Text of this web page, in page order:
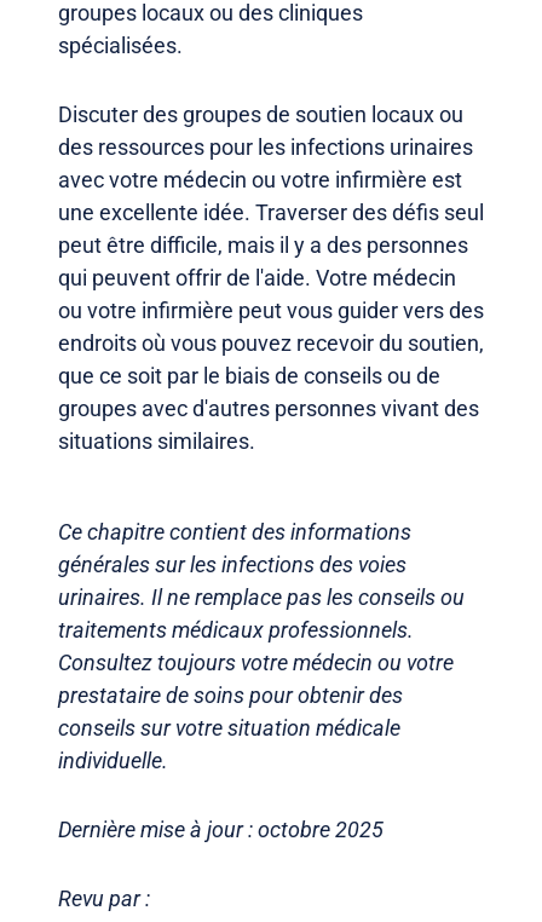
groupes locaux ou des cliniques
spécialisées.
Discuter des groupes de soutien locaux ou
des ressources pour les infections urinaires
avec votre médecin ou votre infirmière est
une excellente idée. Traverser des défis seul
peut être difficile, mais il y a des personnes
qui peuvent offrir de l'aide. Votre médecin
ou votre infirmière peut vous guider vers des
endroits où vous pouvez recevoir du soutien,
que ce soit par le biais de conseils ou de
groupes avec d'autres personnes vivant des
situations similaires.
Ce chapitre contient des informations
générales sur les infections des voies
urinaires. Il ne remplace pas les conseils ou
traitements médicaux professionnels.
Consultez toujours votre médecin ou votre
prestataire de soins pour obtenir des
conseils sur votre situation médicale
individuelle.
Dernière mise à jour : octobre 2025
Revu par :